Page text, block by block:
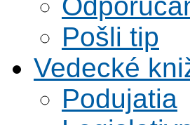
Pošli tip
Vedecké
Podujatia